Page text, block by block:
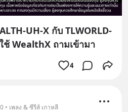
UH-X กับ TLWORLD-
WealthX ถามเข้ามา
4
• เพลง & ซีรีส์ เกาหลี